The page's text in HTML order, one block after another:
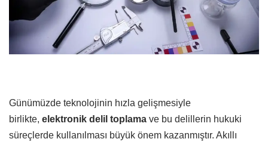
Günümüzde teknolojinin hızla gelişmesiyle
birlikte, elektronik delil toplama ve bu delillerin hukuki
süreçlerde kullanılması büyük önem kazanmıştır. Akıllı